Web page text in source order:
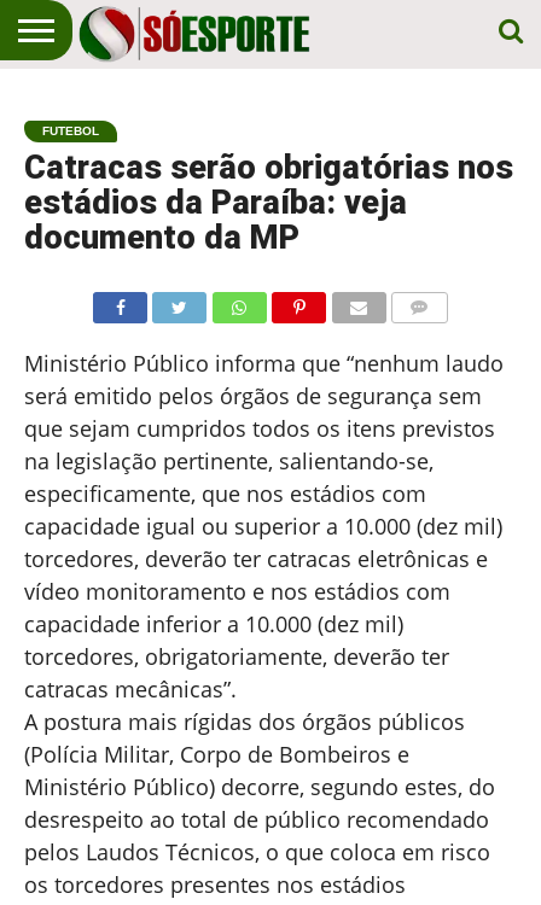
EM
PRIMEIRO
ESPORTE
FUTEBOL
Catracas serão obrigatórias nos
estádios da Paraíba: veja
documento da MP
Ministério Público informa que “nenhum laudo
será emitido pelos órgãos de segurança sem
que sejam cumpridos todos os itens previstos
na legislação pertinente, salientando-se,
especificamente, que nos estádios com
capacidade igual ou superior a 10.000 (dez mil)
torcedores, deverão ter catracas eletrônicas e
vídeo monitoramento e nos estádios com
capacidade inferior a 10.000 (dez mil)
torcedores, obrigatoriamente, deverão ter
catracas mecânicas”.
A postura mais rígidas dos órgãos públicos
(Polícia Militar, Corpo de Bombeiros e
Ministério Público) decorre, segundo estes, do
desrespeito ao total de público recomendado
pelos Laudos Técnicos, o que coloca em risco
os torcedores presentes nos estádios